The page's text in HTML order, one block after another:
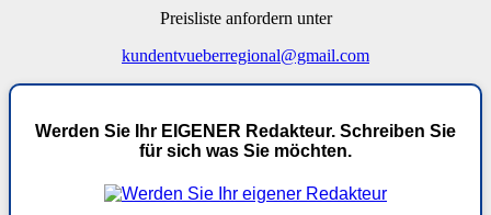
Preisliste anfordern unter
kundentvueberregional@gmail.com
Werden Sie Ihr EIGENER Redakteur. Schreiben Sie
für sich was Sie möchten.